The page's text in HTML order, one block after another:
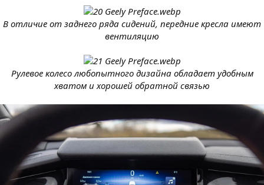
В отличие от заднего ряда сидений, передние кресла имеют
вентиляцию
Рулевое колесо любопытного дизайна обладает удобным
хватом и хорошей обратной связью